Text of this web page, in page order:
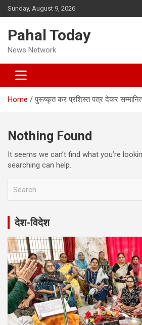
Skip
to
Sunday, August 9, 2026
Pahal Today
News Network
Home पुरूष्कृत कर प्रशिस्त पत्र देकर
Nothing Found
It seems we can’t find what you’re
searching can help.
r
h
देश-विदेश